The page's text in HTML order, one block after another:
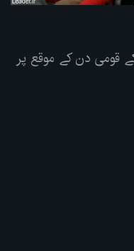
کے قومی دن کے موقع پر